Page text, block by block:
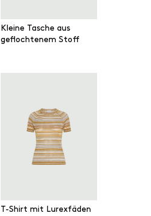
Kleine Tasche aus
geflochtenem Stoff
T-Shirt mit Lurexfäden